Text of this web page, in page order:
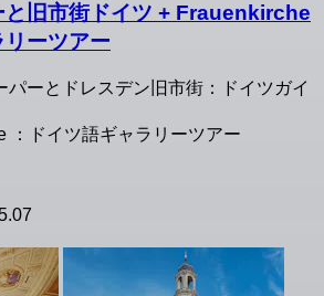
と旧市街ドイツ + Frauenkirche
リーツアー
パーとドレスデン旧市街：ドイツガイ
：ドイツ語ギャラリーツアー